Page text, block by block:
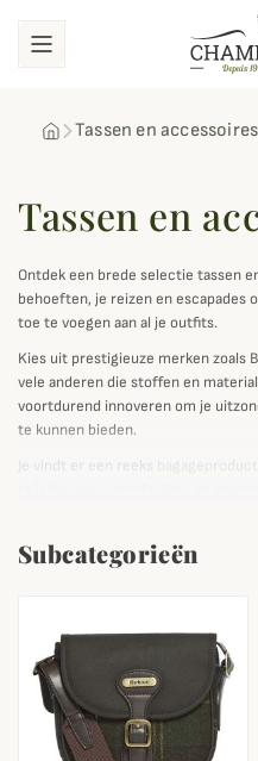
Tassen en accessoires
Tassen en
Ontdek een brede selectie tassen
behoeften, je reizen en
toe te voegen aan al je outfits.
Kies uit prestigieuze merken zoals
vele anderen die stoffen en
voortdurend innoveren om je
te kunnen bieden.
Je vindt er een reeks
Als je jezelf wilt beschermen tegen
Champgrand honderden
Subcategorieën